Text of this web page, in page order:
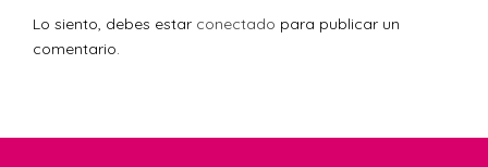
Lo siento, debes estar conectado para publicar un
comentario.